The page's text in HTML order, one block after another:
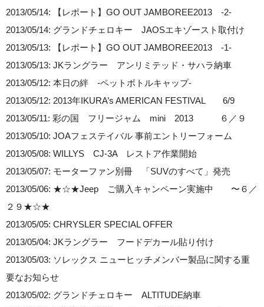
2013/05/14: 【レポート】GO OUT JAMBOREE2013 -2-
2013/05/14: グランドチェロキー JAOSエキゾースト取付け
2013/05/13: 【レポート】GO OUT JAMBOREE2013 -1-
2013/05/13: JKラングラー アンリミテッド・サハラ納車
2013/05/12: 本日の絆 -ペットボトルキャップ-
2013/05/12: 2013年IKURA’s AMERICAN FESTIVAL 6/9
2013/05/11: 彩の国 フリージャム mini 2013 ６／９
2013/05/10: JOAフェステイバル 事前エントリーフォーム
2013/05/08: WILLYS CJ-3A レストア作業開始
2013/05/07: モーターファン別冊 「SUVのすべて」発売
2013/05/06: ★☆★Jeep ご購入キャンペーン実施中 〜６／
２９★☆★
2013/05/05: CHRYSLER SPECIAL OFFER
2013/05/04: JKラングラー フードデカール貼り付け
2013/05/03: ソレックス ニューヒッチメンバー製品に関する重
要なお知らせ
2013/05/02: グランドチェロキー ALTITUDE納車